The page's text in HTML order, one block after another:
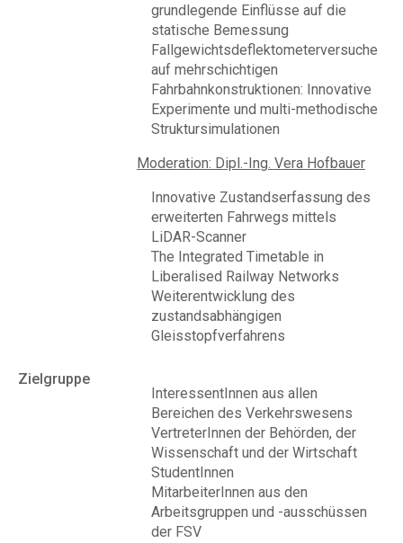
grundlegende Einflüsse auf die
statische Bemessung
Fallgewichtsdeflektometerversuche
auf mehrschichtigen
Fahrbahnkonstruktionen: Innovative
Experimente und multi-methodische
Struktursimulationen
Moderation: Dipl.-Ing. Vera Hofbauer
Innovative Zustandserfassung des
erweiterten Fahrwegs mittels
LiDAR-Scanner
The Integrated Timetable in
Liberalised Railway Networks
Weiterentwicklung des
zustandsabhängigen
Gleisstopfverfahrens
Zielgruppe
InteressentInnen aus allen
Bereichen des Verkehrswesens
VertreterInnen der Behörden, der
Wissenschaft und der Wirtschaft
StudentInnen
MitarbeiterInnen aus den
Arbeitsgruppen und -ausschüssen
der FSV